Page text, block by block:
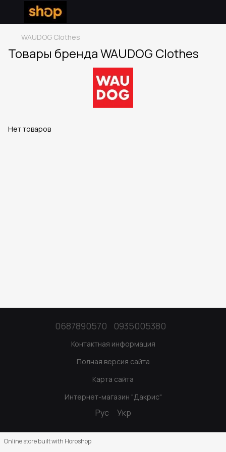
WAUDOG Clothes
Товары бренда WAUDOG Clothes
Нет товаров
0687890570 0935005380
Контактная информация
Полная версия сайта
Карта сайта
Интернет-магазин "Дакрис"
Рус Укр
Online store built with Horoshop